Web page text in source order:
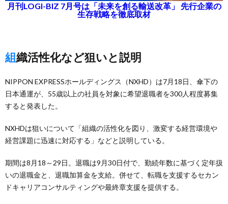
月刊LOGI-BIZ 7月号は「未来を創る輸送改革」 先行企業の
生存戦略を徹底取材
組織活性化など狙いと説明
NIPPON EXPRESSホールディングス（NXHD）は7月18日、傘下の
日本通運が、55歳以上の社員を対象に希望退職者を300人程度募集
すると発表した。
NXHDは狙いについて「組織の活性化を図り、激変する経営環境や
経営課題に迅速に対応する」などと説明している。
期間は8月18～29日。退職は9月30日付で、勤続年数に基づく定年扱
いの退職金と、退職加算金を支給。併せて、転職を支援するセカン
ドキャリアコンサルティングや最終章支援を提供する。